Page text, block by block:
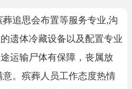
追思会布置等服务专业,沟
遗体冷藏设备以及配置专业
运输尸体有保障，丧属放
。殡葬人员工作态度热情